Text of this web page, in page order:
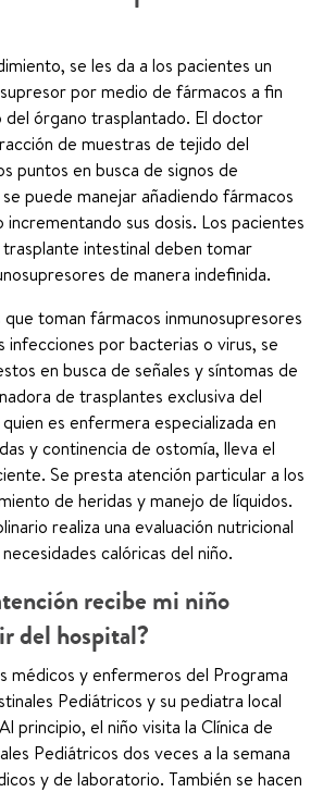
se les da a los pacientes un
por medio de fármacos a fin
órgano trasplantado. El doctor
de muestras de tejido del
puntos en busca de signos de
puede manejar añadiendo fármacos
incrementando sus dosis. Los pacientes
intestinal deben tomar
de manera indefinida.
toman fármacos inmunosupresores
infecciones por bacterias o virus, se
en busca de señales y síntomas de
de trasplantes exclusiva del
es enfermera especializada en
y continencia de ostomía, lleva el
Se presta atención particular a los
de heridas y manejo de líquidos.
realiza una evaluación nutricional
calóricas del niño.
recibe mi niño
del hospital?
médicos y enfermeros del Programa
Pediátricos y su pediatra local
principio, el niño visita la Clínica de
Pediátricos dos veces a la semana
y de laboratorio. También se hacen